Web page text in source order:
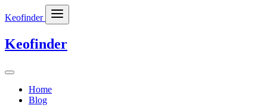
Keofinder
Keofinder
Home
Blog